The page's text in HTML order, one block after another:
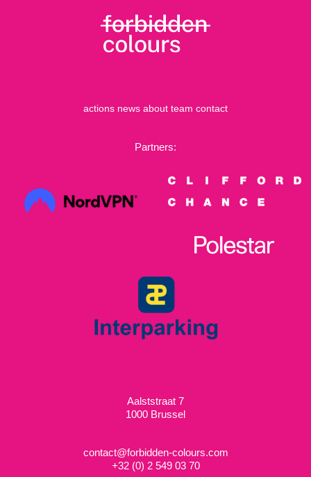
actions news about team contact
Partners:
Aalststraat 7
1000 Brussel
contact@forbidden-colours.com
+32 (0) 2 549 03 70